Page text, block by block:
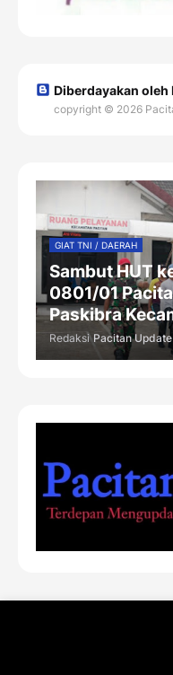
Diberdayakan oleh
copyright © 2026
GIAT TNI / DAERAH
Sambut HUT
0801/01
Paskibra
Redaksi Pacitan Update